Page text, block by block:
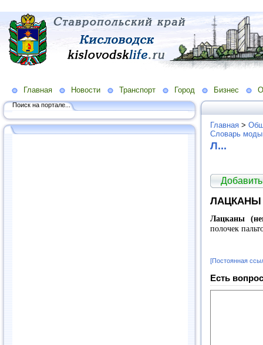
Главная Новости Транспорт Город Бизнес
Поиск на портале...
Главная >
Словарь
Л...
ЛАЦКАНЫ
Лацканы
полочек
[Постоянная
Есть